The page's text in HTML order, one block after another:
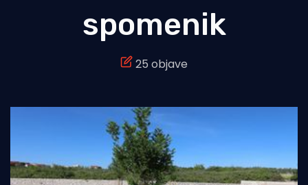
Morski plus
Pomorstvo
spomenik
25 objave